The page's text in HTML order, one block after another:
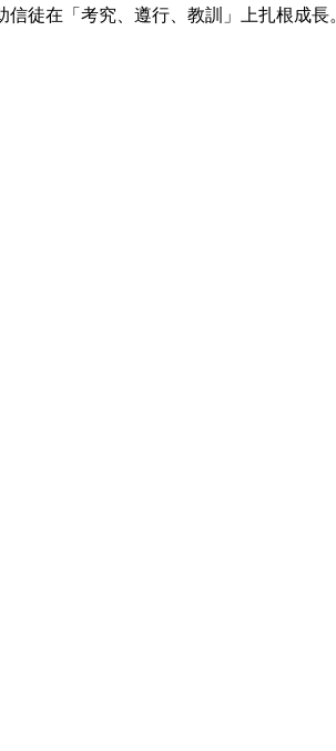
徒在「考究、遵行、教訓」上扎根成長。